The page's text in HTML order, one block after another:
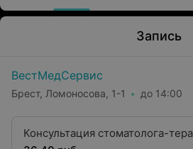
Запись
ВестМедСервис
Брест, Ломоносова, 1-1 до 14:00
Консультация стоматолога-